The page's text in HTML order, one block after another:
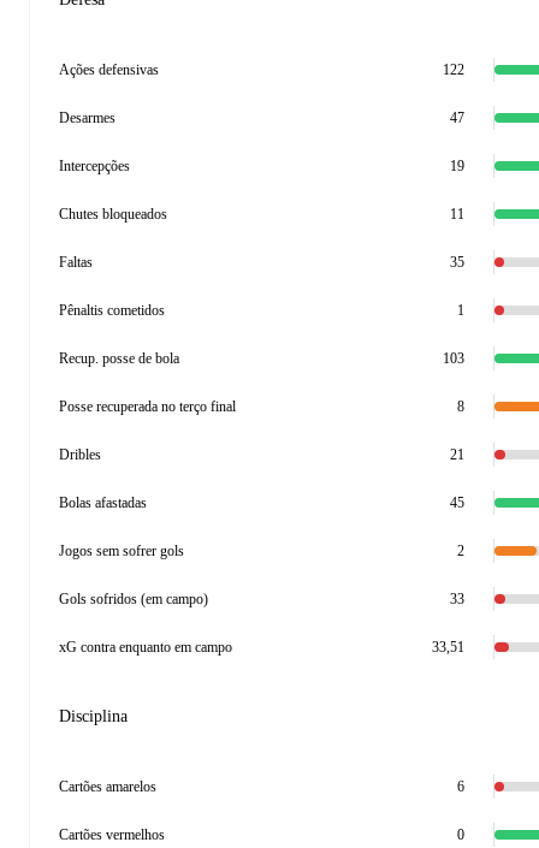
Ações defensivas 122
Desarmes 47
Intercepções 19
Chutes bloqueados 11
Faltas 35
Pênaltis cometidos 1
Recup. posse de bola 103
Posse recuperada no terço final 8
Dribles 21
Bolas afastadas 45
Jogos sem sofrer gols 2
Gols sofridos (em campo) 33
xG contra enquanto em campo 33,51
Disciplina
Cartões amarelos 6
Cartões vermelhos 0